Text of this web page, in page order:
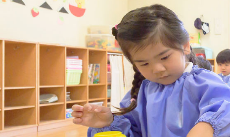
|
認
定
こ
ど
も
園
光